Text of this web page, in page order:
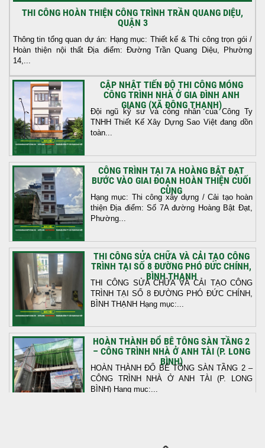
THI CÔNG HOÀN THIỆN CÔNG TRÌNH TRẦN QUANG DIỆU,
QUẬN 3
Thông tin tổng quan dự án: Hạng mục: Thiết kế & Thi công trọn gói /
Hoàn thiện nội thất Địa điểm: Đường Trần Quang Diệu, Phường
14,...
CẬP NHẬT TIẾN ĐỘ THI CÔNG MÓNG
CÔNG TRÌNH NHÀ Ở GIA ĐÌNH ANH
GIANG (XÃ ĐÔNG THẠNH)
Đội ngũ kỹ sư và công nhân của Công Ty
TNHH Thiết Kế Xây Dựng Sao Việt đang dồn
toàn...
CÔNG TRÌNH TẠI 7A HOÀNG BẬT ĐẠT
BƯỚC VÀO GIAI ĐOẠN HOÀN THIỆN CUỐI
CÙNG
Hạng mục: Thi công xây dựng / Cải tạo hoàn
thiện Địa điểm: Số 7A đường Hoàng Bật Đạt,
Phường...
THI CÔNG SỬA CHỮA VÀ CẢI TẠO CÔNG
TRÌNH TẠI SỐ 8 ĐƯỜNG PHÓ ĐỨC CHÍNH,
BÌNH THẠNH
THI CÔNG SỬA CHỮA VÀ CẢI TẠO CÔNG
TRÌNH TẠI SỐ 8 ĐƯỜNG PHÓ ĐỨC CHÍNH,
BÌNH THẠNH Hạng mục:...
HOÀN THÀNH ĐỔ BÊ TÔNG SÀN TẦNG 2
– CÔNG TRÌNH NHÀ Ở ANH TÀI (P. LONG
BÌNH)
HOÀN THÀNH ĐỔ BÊ TÔNG SÀN TẦNG 2 –
CÔNG TRÌNH NHÀ Ở ANH TÀI (P. LONG
BÌNH) Hạng mục:...